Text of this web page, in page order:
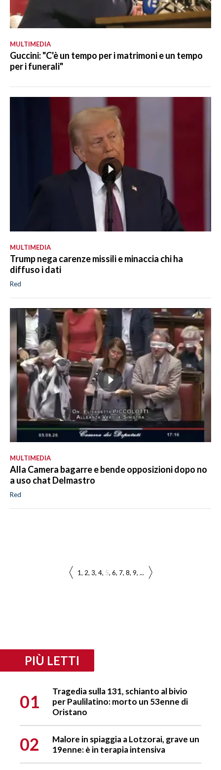
MULTIMEDIA
Guccini: "C'è un tempo per i matrimoni e un tempo
per i funerali"
MULTIMEDIA
Trump nega carenze missili e minaccia chi ha
diffuso i dati
Red
MULTIMEDIA
Alla Camera bagarre e bende opposizioni dopo no
a uso chat Delmastro
Red
1 2 3 4 5 6 7 8 9 ...
PIÙ LETTI
01
Tragedia sulla 131, schianto al bivio
per Paulilatino: morto un 53enne di
Oristano
02
Malore in spiaggia a Lotzorai, grave un
19enne: è in terapia intensiva